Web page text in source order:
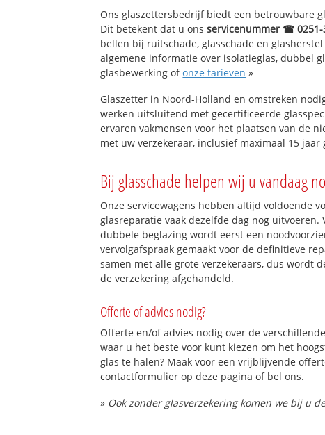
Ons glaszettersbedrijf biedt een betrouwbare
Dit betekent dat u onsservicenummer ☎ 0251-
bellen bij ruitschade, glasschade en
algemene informatie over isolatieglas, dubbel
glasbewerking ofonze tarieven »
Glaszetter in Noord-Holland en omstreken
werken uitsluitend met gecertificeerde
ervaren vakmensen voor het plaatsen van de
met uw verzekeraar, inclusief maximaal 15 jaar
Bij glasschade helpen wij u vandaag
Onze servicewagens hebben altijd voldoende
glasreparatie vaak dezelfde dag nog
dubbele beglazing wordt eerst een
vervolgafspraak gemaakt voor de definitieve
samen met alle grote verzekeraars, dus wordt
de verzekering afgehandeld.
Offerte of advies nodig?
Offerte en/of advies nodig over de
waar u het beste voor kunt kiezen om het
glas te halen? Maak voor een vrijblijvende
contactformulier op deze pagina of bel ons.
» Ook zonder glasverzekering komen we bij u